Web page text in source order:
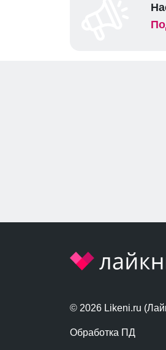
© 2026 Likeni.ru
Обработка ПД